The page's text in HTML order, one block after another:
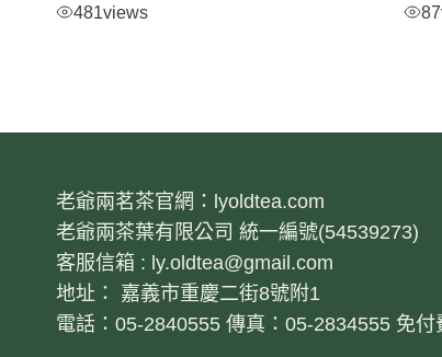
481views 87
老爺兩茗茶官網：lyoldtea.com
老爺兩茶葉有限公司 統一編號(54539273)
客服信箱 : ly.oldtea@gmail.com
地址： 嘉義市重慶二街8號附1
電話：05-2840555 傳真：05-2834555 免